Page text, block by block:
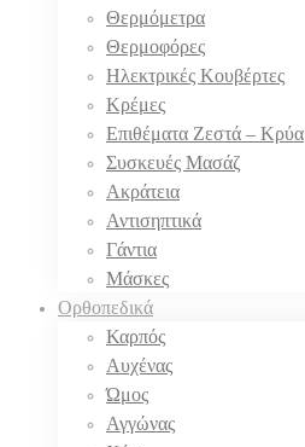
Θερμόμετρα
Θερμοφόρες
Ηλεκτρικές Κουβέρτες
Κρέμες
Επιθέματα Ζεστά – Κρύα
Συσκευές Μασάζ
Ακράτεια
Αντισηπτικά
Γάντια
Μάσκες
Ορθοπεδικά
Καρπός
Αυχένας
Ώμος
Αγγώνας